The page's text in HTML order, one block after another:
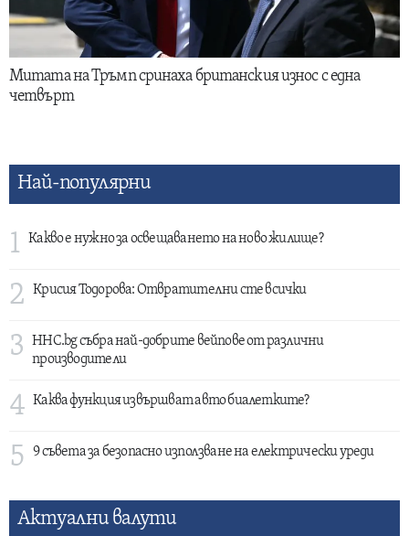
Митата на Тръмп сринаха британския износ с една
четвърт
Най-популярни
1 Какво е нужно за освещаването на ново жилище?
2 Крисия Тодорова: Отвратителни сте всички
3
HHC.bg събра най-добрите вейпове от различни
производители
4 Каква функция извършват авто биалетките?
5 9 съвета за безопасно използване на електрически уреди
Актуални валути